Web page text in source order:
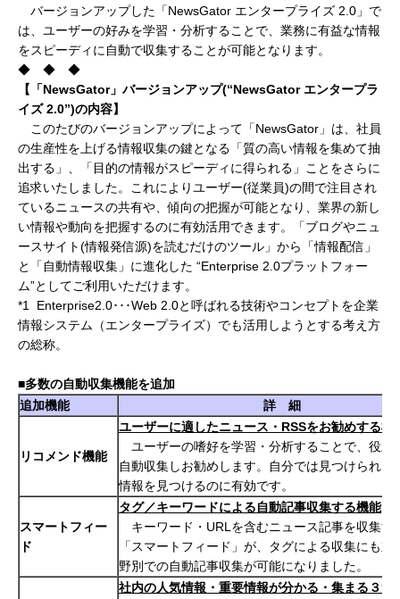
バージョンアップした「NewsGator エンタープライズ 2.0」で
は、ユーザーの好みを学習・分析することで、業務に有益な情報
をスピーディに自動で収集することが可能となります。
◆ ◆ ◆
【「NewsGator」バージョンアップ(“NewsGator エンタープラ
イズ 2.0”)の内容】
このたびのバージョンアップによって「NewsGator」は、社員
の生産性を上げる情報収集の鍵となる「質の高い情報を集めて抽
出する」、「目的の情報がスピーディに得られる」ことをさらに
追求いたしました。これによりユーザー(従業員)の間で注目され
ているニュースの共有や、傾向の把握が可能となり、業界の新し
い情報や動向を把握するのに有効活用できます。「ブログやニュ
ースサイト(情報発信源)を読むだけのツール」から「情報配信」
と「自動情報収集」に進化した “Enterprise 2.0プラットフォー
ム”としてご利用いただけます。
*1 Enterprise2.0･･･Web 2.0と呼ばれる技術やコンセプトを企業
情報システム（エンタープライズ）でも活用しようとする考え方
の総称。
■多数の自動収集機能を追加
追加機能
詳 細
リコメンド機能
ユーザーに適したニュース・ RSSをお勧めする機
ユーザーの嗜好を学習・分析することで、役立
自動収集しお勧めします。自分では見つけられな
情報を見つけるのに有効です。
スマートフィー
ド
タグ／キーワードによる自動記事収集する機能
キーワード・URLを含むニュース記事を収集す
「スマートフィード」が、タグによる収集にも対
野別での自動記事収集が可能になりました。
社内の人気情報・重要情報が分かる・集まる３つ